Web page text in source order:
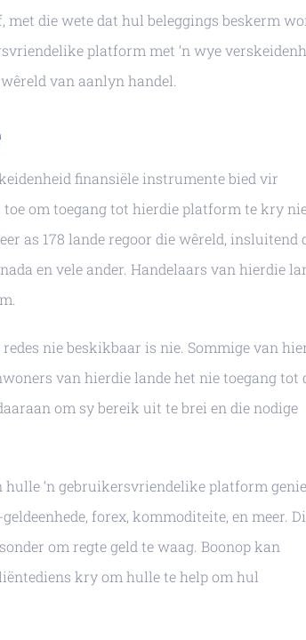
die wete dat hul beleggings beskerm
platform met ‘n wye
van aanlyn handel.
finansiële instrumente bied vir
om toegang tot hierdie platform te kry
as 178 lande regoor die wêreld, insluitend
en vele ander. Handelaars van hierdie
nie beskikbaar is nie. Sommige van
van hierdie lande het nie toegang tot
om sy bereik uit te brei en die nodige
‘n gebruikersvriendelike platform
forex, kommoditeite, en meer.
om regte geld te waag. Boonop kan
kry om hulle te help om hul